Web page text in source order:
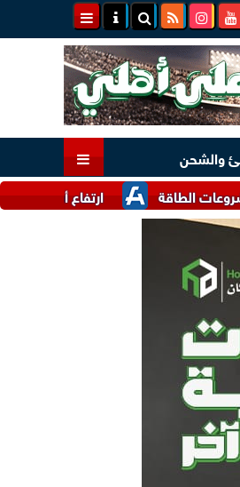
والشحن
ارتفاع أسعار الذهب اليوم